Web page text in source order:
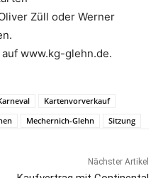
Züll oder Werner
www.kg-glehn.de.
Kartenvorverkauf
Mechernich-Glehn Sitzung
Nächster Artikel